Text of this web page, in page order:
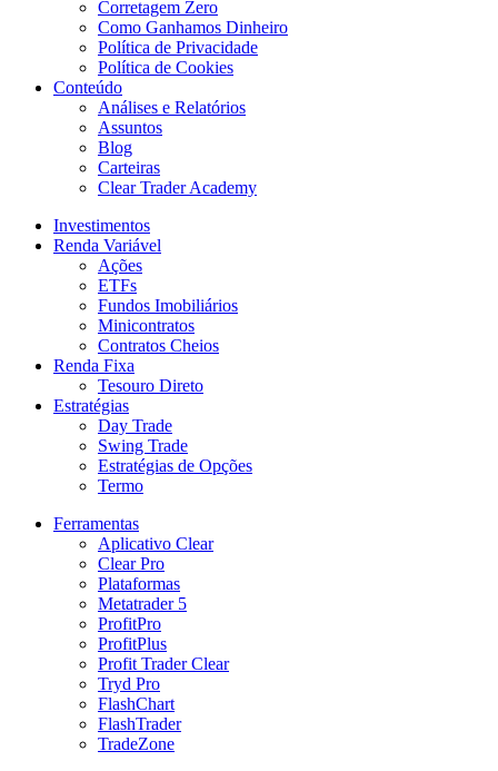
Corretagem Zero
Como Ganhamos Dinheiro
Política de Privacidade
Política de Cookies
Conteúdo
Análises e Relatórios
Assuntos
Blog
Carteiras
Clear Trader Academy
Investimentos
Renda Variável
Ações
ETFs
Fundos Imobiliários
Minicontratos
Contratos Cheios
Renda Fixa
Tesouro Direto
Estratégias
Day Trade
Swing Trade
Estratégias de Opções
Termo
Ferramentas
Aplicativo Clear
Clear Pro
Plataformas
Metatrader 5
ProfitPro
ProfitPlus
Profit Trader Clear
Tryd Pro
FlashChart
FlashTrader
TradeZone